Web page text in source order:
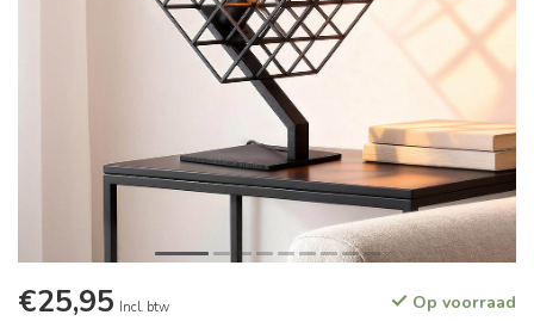
€25,95 Incl. btw Op voorraad